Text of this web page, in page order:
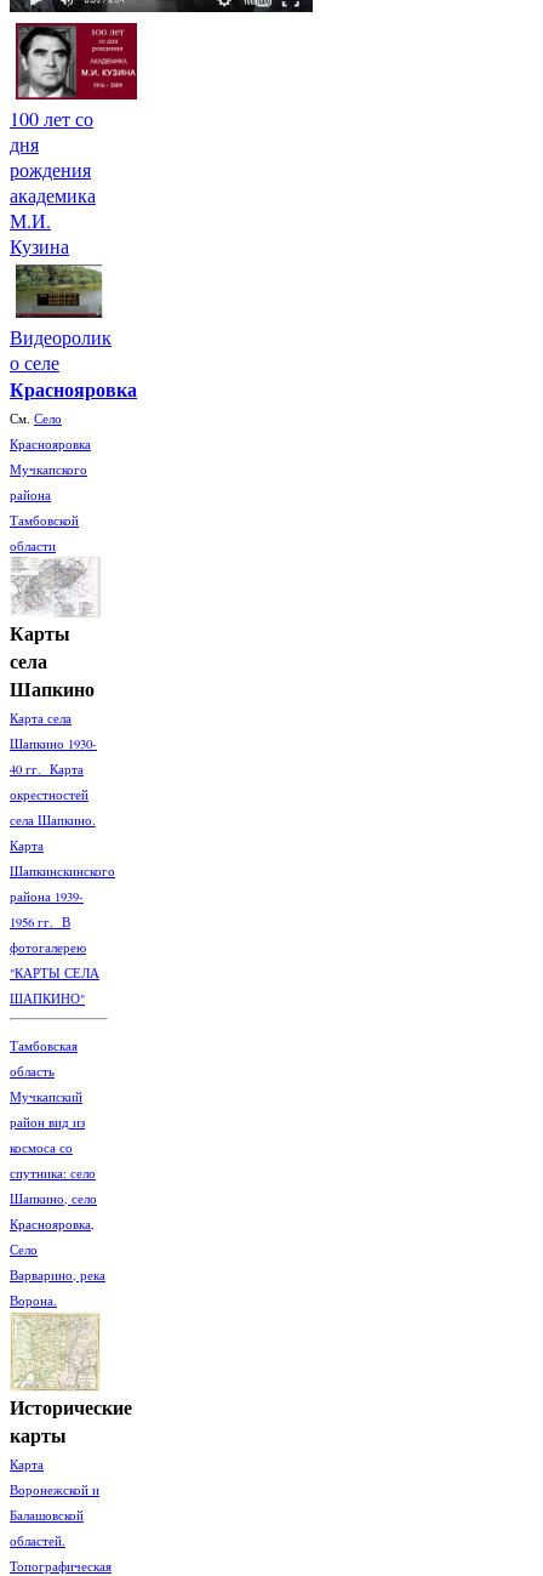
100 лет со
дня
рождения
академика
М.И.
Кузина
Видеоролик
о селе
Краснояровка
См. Село
Краснояровка
Мучкапского
района
Тамбовской
области
Карты
села
Шапкино
Карта села
Шапкино 1930-
40 гг. Карта
окрестностей
села Шапкино.
Карта
Шапкинскинского
района 1939-
1956 гг. В
фотогалерею
"КАРТЫ СЕЛА
ШАПКИНО"
Тамбовская
область
Мучкапский
район вид из
космоса со
спутника: село
Шапкино, село
Краснояровка,
Село
Варварино, река
Ворона.
Исторические
карты
Карта
Воронежской и
Балашовской
областей.
Топографическая